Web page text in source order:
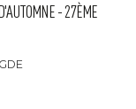
- 27ÈME